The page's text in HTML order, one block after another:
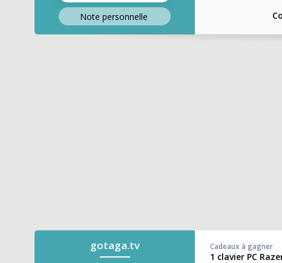
Note personnelle
gotaga.tv Cadeaux à gagner
1 clavier PC